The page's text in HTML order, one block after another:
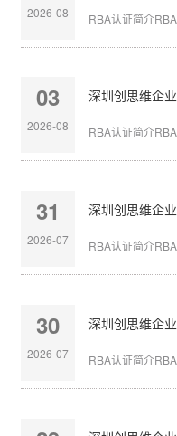
2026-08 RBA认证简介
03
2026-08 RBA认证简介
31
2026-07 RBA认证简介
30
2026-07 RBA认证简介